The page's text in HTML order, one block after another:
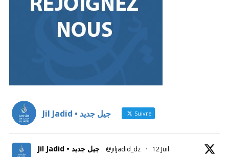
Jil Jadid • جيل جديد Suivre
Jil Jadid • جيل جديد @jiljadid_dz · 12 Juil